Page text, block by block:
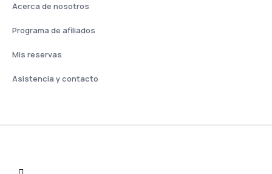
Acerca de nosotros
Programa de afiliados
Mis reservas
Asistencia y contacto